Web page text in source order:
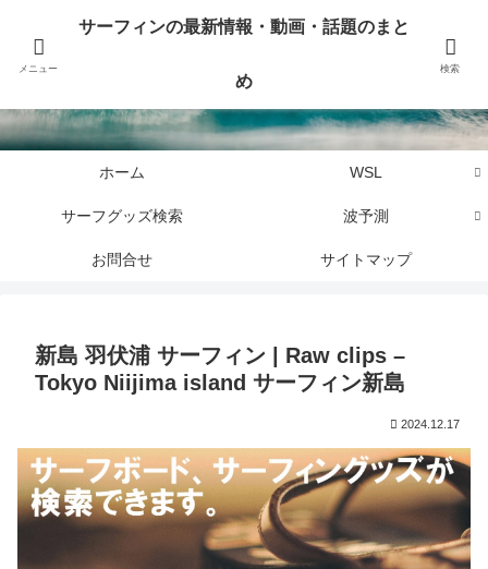
サーフィンに関するニュース・話題や最新情報を写真、画像、動画でまとめて
ホーム WSL
サーフグッズ検索 波予測
お問合せ サイトマップ
新島 羽伏浦 サーフィン | Raw clips –
Tokyo Niijima island サーフィン新島
2024.12.17
メニュー
サーフィンの最新情報・動画・話題のまと
め
検索